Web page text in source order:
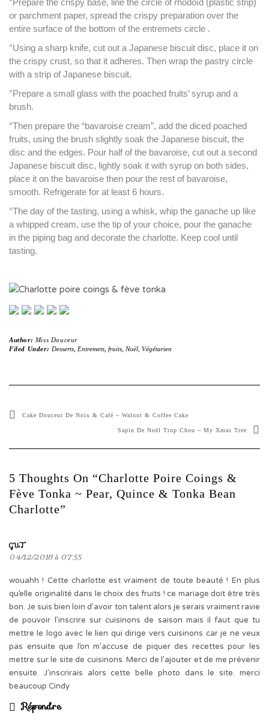
°Prepare the crispy base, line the circle of rhodoïd (plastic strip)
or parchment paper, spread the crispy preparation over the
entire surface of the bottom of the entremets circle .
°Using a sharp knife, cut out a Japanese biscuit disc, place it on
the crispy crust, so that it adheres. Then wrap the pastry circle
with a strip of Japanese biscuit.
°Prepare a small glass with the poached fruits’ syrup and a
brush.
°Then prepare the “bavaroise cream”, add the diced poached
fruits, using the brush slightly soak the Japanese biscuit, the
disc and the edges. Pour half of the bavaroise, cut out a second
Japanese biscuit disc, lightly soak it with syrup on both sides,
place it on the bavaroise then pour the rest of bavaroise,
smooth. Refrigerate for at least 6 hours.
°The day of the tasting, using a whisk, whip the ganache up like
a whipped cream, use the tip of your choice, pour the ganache
in the piping bag and decorate the charlotte. Keep cool until
tasting.
Author: Miss Douceur
Filed Under: Desserts, Entremets, fruits, Noël, Végétarien
Cake Douceur De Noix & Café ~ Walnut & Coffee Cake
Sapin De Noël Trop Chou ~ My Xmas Tree
5 Thoughts On “Charlotte Poire Coings &
Fève Tonka ~ Pear, Quince & Tonka Bean
Charlotte”
GUT
04/12/2018 à 07:55
wouahh ! Cette charlotte est vraiment de toute beauté ! En plus
qu’elle originalité dans le choix des fruits ! ce mariage doit être très
bon. Je suis bien loin d’avoir ton talent alors je serais vraiment ravie
de pouvoir l’inscrire sur cuisinons de saison mais il faut que tu
mettre le logo avec le lien qui dirige vers cuisinons car je ne veux
pas ensuite que l’on m’accuse de piquer des recettes pour les
mettre sur le site de cuisinons. Merci de l’ajouter et de me prévenir
ensuite. J’inscrirais alors cette belle photo dans le site. merci
beaucoup Cindy
Répondre